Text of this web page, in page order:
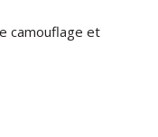
camouflage et